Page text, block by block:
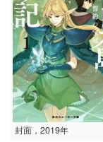
封面，2019年